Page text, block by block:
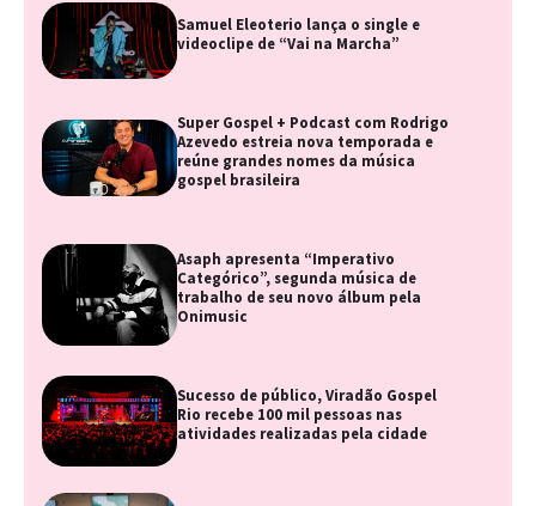
Samuel Eleoterio lança o single e
videoclipe de “Vai na Marcha”
Super Gospel + Podcast com Rodrigo
Azevedo estreia nova temporada e
reúne grandes nomes da música
gospel brasileira
Asaph apresenta “Imperativo
Categórico”, segunda música de
trabalho de seu novo álbum pela
Onimusic
Sucesso de público, Viradão Gospel
Rio recebe 100 mil pessoas nas
atividades realizadas pela cidade